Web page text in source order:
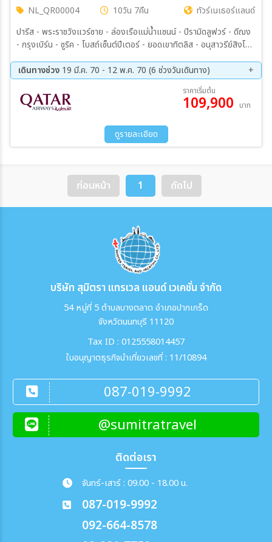
NL_QR00004 10วัน 7คืน
ทัวร์เนเธอร์แลนด์
ปารีส - พระราชวังแวร์ซาย - ล่องเรือแม่น้ำแซนน์ - ปิรามิดลูฟวร์ - ดีฌง
- กรุงเบิร์น - ซูริค - โบสถ์เซ็นต์ปีเตอร์ - ยอดเขาทิตลิส - อนุสาวรีย์สิงโต
ยม - เก็นต์ - บรูจน์ - ร็อตเตอร์ดัม - สวนเคอเคนฮอฟ - กรุงอัมสเตอร์ดัม
- หมู่บ้านกีธูร์น - ซานส์ สคันส์
เดินทางช่วง 19 มี.ค. 70 - 12 พ.ค. 70 (6 ช่วงวันเดินทาง)
26 มี.ค 70 - 04 เม.ย 70
02 เม.ย 70 - 11 เม.ย 70
09 เม.ย 70 - 18 เม.ย 70
29 เม.ย 70 - 08 พ.ค. 70
03 พ.ค. 70 - 12 พ.ค. 70
ราคาเริ่มต้น
109,900 บาท
ดูรายละเอียด
ก่อนหน้า 1 ถัดไป
บริษัท สุมิตรา แทรเวล แอนด์ เวเคชั่น จำกัด
54 หมู่ที่ 5 ตำบลบางตลาด อำเภอปากเกร็ด
จังหวัดนนทบุรี 11120
Tax ID : 0125558014457
ใบอนุญาตธุรกิจนำเที่ยวเลขที่ : 11/10894
087-019-9992
@sumitratravel
ติดต่อเรา
จันทร์-เสาร์ : 09.00 - 18.00 น.
087-019-9992
092-664-8578